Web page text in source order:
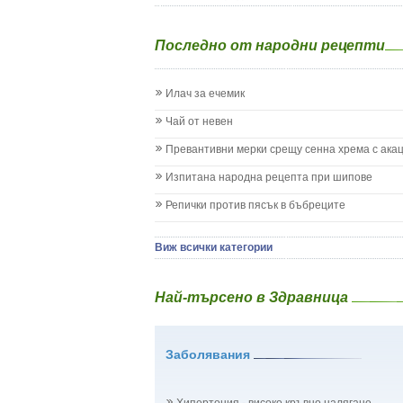
Жълтеница
Запек на бебето и детето
Кашлица при бебето и детето
Колики
Менингит
Млечница
Нощно напикаване - енуреза
Плач
Проблеми с очите на бебето и детето
Последно от народни рецепти
Илач за ечемик
Чай от невен
Превантивни мерки срещу сенна хрема с
Изпитана народна рецепта при шипове
Репички против пясък в бъбреците
Виж всички категории
Най-търсено в Здравница
Заболявания